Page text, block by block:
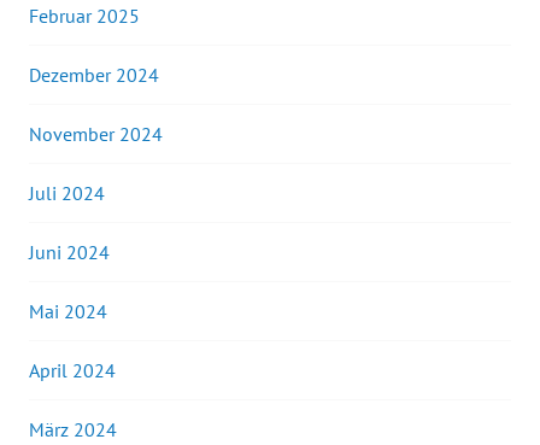
Februar 2025
Dezember 2024
November 2024
Juli 2024
Juni 2024
Mai 2024
April 2024
März 2024